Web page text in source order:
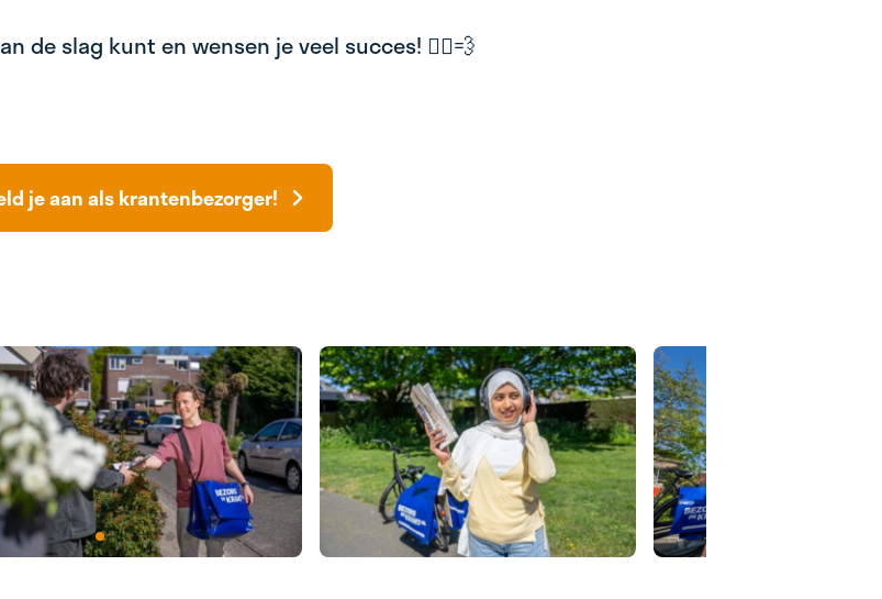
de slag kunt en wensen je veel succes! 🚴‍♂️💨
je aan als krantenbezorger!